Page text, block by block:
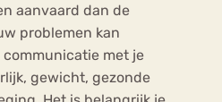
aanvaard dan de
problemen kan
met je
gewicht, gezonde